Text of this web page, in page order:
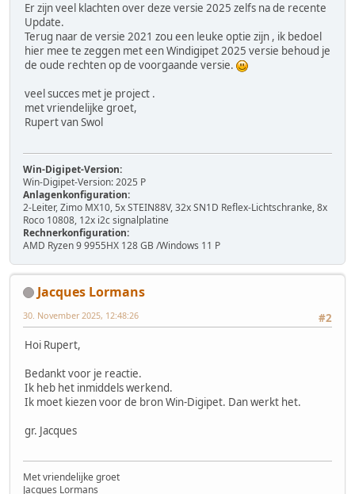
Er zijn veel klachten over deze versie 2025 zelfs na de recente
Update.
Terug naar de versie 2021 zou een leuke optie zijn , ik bedoel
hier mee te zeggen met een Windigipet 2025 versie behoud je
de oude rechten op de voorgaande versie.
veel succes met je project .
met vriendelijke groet,
Rupert van Swol
Win-Digipet-Version:
Win-Digipet-Version: 2025 P
Anlagenkonfiguration:
2-Leiter, Zimo MX10, 5x STEIN88V, 32x SN1D Reflex-Lichtschranke, 8x
Roco 10808, 12x i2c signalplatine
Rechnerkonfiguration:
AMD Ryzen 9 9955HX 128 GB /Windows 11 P
Jacques Lormans
#2
30. November 2025, 12:48:26
Hoi Rupert,
Bedankt voor je reactie.
Ik heb het inmiddels werkend.
Ik moet kiezen voor de bron Win-Digipet. Dan werkt het.
gr. Jacques
Met vriendelijke groet
Jacques Lormans